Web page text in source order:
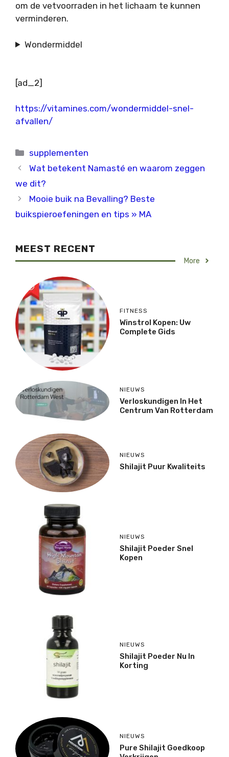
om de vetvoorraden in het lichaam te kunnen
verminderen.
Wondermiddel
[ad_2]
https://vitamines.com/wondermiddel-snel-
afvallen/
Categorieën
supplementen
Wat betekent Namasté en waarom zeggen
we dit?
Mooie buik na Bevalling? Beste
buikspieroefeningen en tips » MA
MEEST RECENT
More
FITNESS
Winstrol Kopen: Uw
Complete Gids
NIEUWS
Verloskundigen In Het
Centrum Van Rotterdam
NIEUWS
Shilajit Puur Kwaliteits
NIEUWS
Shilajit Poeder Snel
Kopen
NIEUWS
Shilajit Poeder Nu In
Korting
NIEUWS
Pure Shilajit Goedkoop